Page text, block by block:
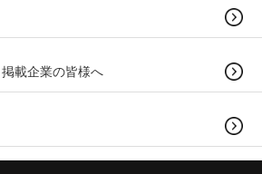
載企業の皆様へ